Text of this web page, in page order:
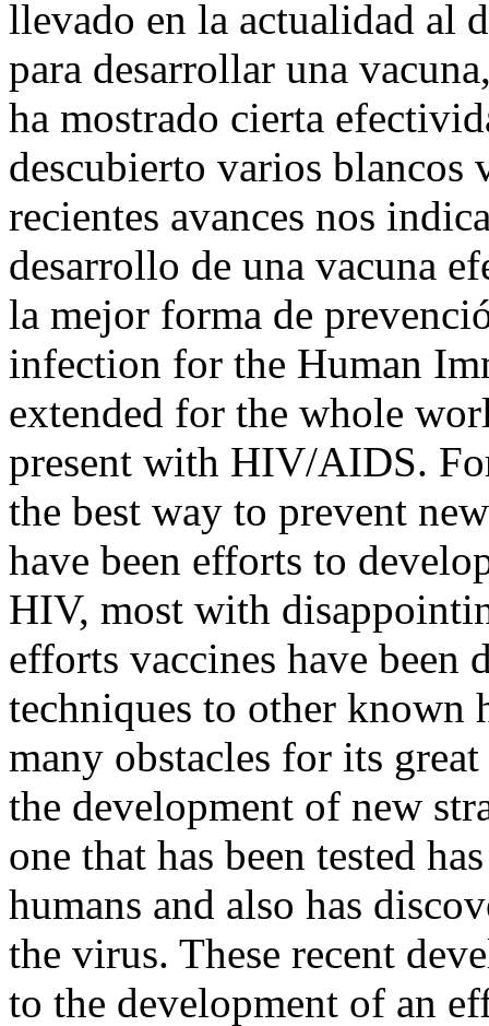
llevado en la actualidad al
para desarrollar una
ha mostrado cierta
descubierto varios blancos
recientes avances nos
desarrollo de una vacuna
la mejor forma de
infection for the Human
extended for the whole
present with HIV/AIDS.
the best way to prevent
have been efforts to
HIV, most with
efforts vaccines have
techniques to other known
many obstacles for its
the development of new
one that has been tested
humans and also has
the virus. These recent
to the development of an